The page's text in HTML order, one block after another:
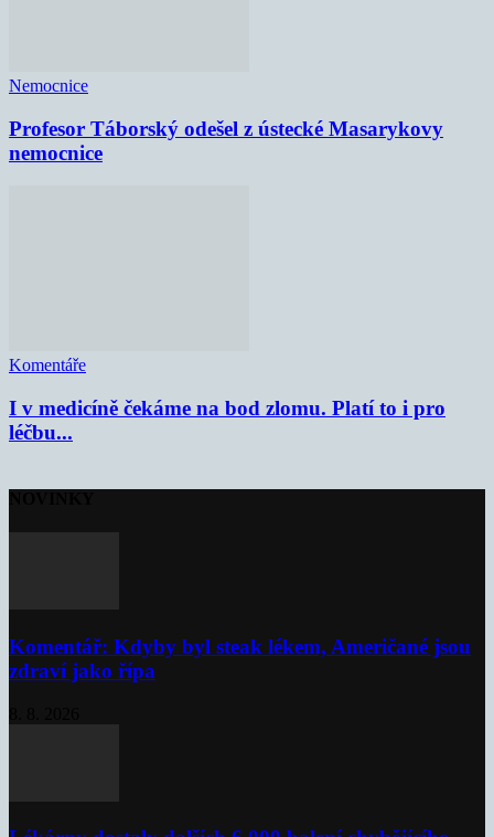
Nemocnice
Profesor Táborský odešel z ústecké Masarykovy
nemocnice
Komentáře
I v medicíně čekáme na bod zlomu. Platí to i pro
léčbu...
Komentář: Kdyby byl steak lékem, Američané jsou
zdraví jako řípa